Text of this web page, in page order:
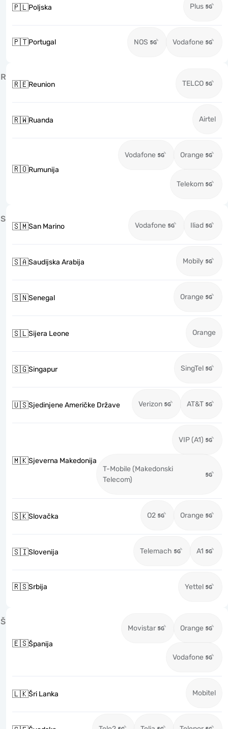
🇵🇱Poljska Plus
🇵🇹Portugal NOS Vodafone
R
🇷🇪Reunion TELCO
🇷🇼Ruanda Airtel
🇷🇴Rumunija
Vodafone Orange
Telekom
S
🇸🇲San Marino Vodafone Iliad
🇸🇦Saudijska Arabija Mobily
🇸🇳Senegal Orange
🇸🇱Sijera Leone Orange
🇸🇬Singapur SingTel
🇺🇸Sjedinjene Američke Države Verizon AT&T
🇲🇰Sjeverna Makedonija
VIP (A1)
T-Mobile (Makedonski
Telecom)
🇸🇰Slovačka O2 Orange
🇸🇮Slovenija Telemach A1
🇷🇸Srbija Yettel
Š
🇪🇸Španija
Movistar Orange
Vodafone
🇱🇰Šri Lanka Mobitel